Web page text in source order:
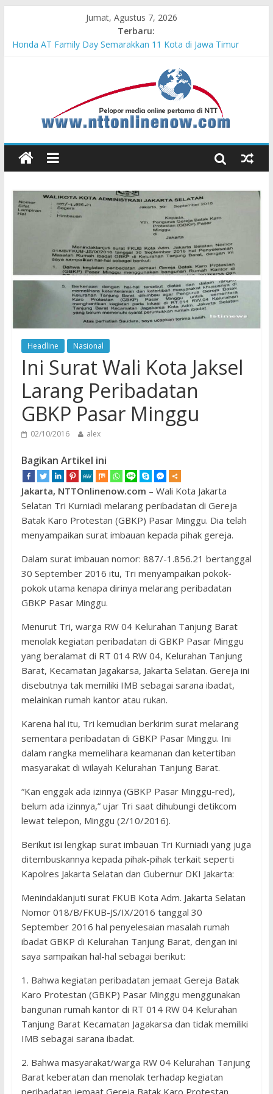
Jumat, Agustus 7, 2026
Terbaru:
Cahaya Kemerdekaan di Nonotbatan: Listrik Masuk Desa, PLN
Honda AT Family Day Semarakkan 11 Kota di Jawa Timur
Teras Bank Indonesia Hadir di Belu, Bupati Willy : Terima Kasih
BI Atas Kepeduliannya Tingkatkan Budaya Literasi
Astra Honda Siap Lanjutkan Performa Positif di ARRC
Mandalika 2026
TNI AL Hadapi Ancaman Maritim Modern
Headline Nasional
Ini Surat Wali Kota Jaksel
Larang Peribadatan
GBKP Pasar Minggu
02/10/2016 alex
Bagikan Artikel ini
Jakarta, NTTOnlinenow.com – Wali Kota Jakarta
Selatan Tri Kurniadi melarang peribadatan di Gereja
Batak Karo Protestan (GBKP) Pasar Minggu. Dia telah
menyampaikan surat imbauan kepada pihak gereja.
Dalam surat imbauan nomor: 887/-1.856.21 bertanggal
30 September 2016 itu, Tri menyampaikan pokok-
pokok utama kenapa dirinya melarang peribadatan
GBKP Pasar Minggu.
Menurut Tri, warga RW 04 Kelurahan Tanjung Barat
menolak kegiatan peribadatan di GBKP Pasar Minggu
yang beralamat di RT 014 RW 04, Kelurahan Tanjung
Barat, Kecamatan Jagakarsa, Jakarta Selatan. Gereja ini
disebutnya tak memiliki IMB sebagai sarana ibadat,
melainkan rumah kantor atau rukan.
Karena hal itu, Tri kemudian berkirim surat melarang
sementara peribadatan di GBKP Pasar Minggu. Ini
dalam rangka memelihara keamanan dan ketertiban
masyarakat di wilayah Kelurahan Tanjung Barat.
“Kan enggak ada izinnya (GBKP Pasar Minggu-red),
belum ada izinnya,” ujar Tri saat dihubungi detikcom
lewat telepon, Minggu (2/10/2016).
Berikut isi lengkap surat imbauan Tri Kurniadi yang juga
ditembuskannya kepada pihak-pihak terkait seperti
Kapolres Jakarta Selatan dan Gubernur DKI Jakarta:
Menindaklanjuti surat FKUB Kota Adm. Jakarta Selatan
Nomor 018/B/FKUB-JS/IX/2016 tanggal 30
September 2016 hal penyelesaian masalah rumah
ibadat GBKP di Kelurahan Tanjung Barat, dengan ini
saya sampaikan hal-hal sebagai berikut:
1. Bahwa kegiatan peribadatan jemaat Gereja Batak
Karo Protestan (GBKP) Pasar Minggu menggunakan
bangunan rumah kantor di RT 014 RW 04 Kelurahan
Tanjung Barat Kecamatan Jagakarsa dan tidak memiliki
IMB sebagai sarana ibadat.
2. Bahwa masyarakat/warga RW 04 Kelurahan Tanjung
Barat keberatan dan menolak terhadap kegiatan